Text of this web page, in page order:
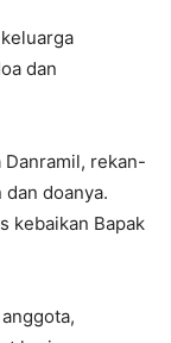
dan
Danramil, rekan-
doanya.
kebaikan Bapak